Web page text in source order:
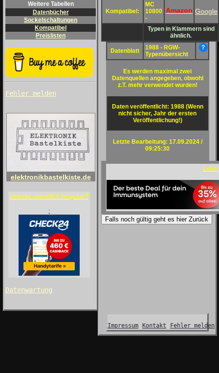
Weitere Tabellen
Datenbücher
Sockelschaltungen
Kompatibel
Preislisten
Fehler melden
elektronikbastelkiste.de
Internet unendlich langsam?
;
Datenwartung
Kompatibel:
MC
10800
-
Amazon Google
Typen in Klammern sind
ähnlich.
Datenblatt
1988 - RGW-
Typenübersicht
?
Es werden maximal zwei
Datenquellen angegeben, obwohl
z.T. mehr verwendet wurden!
Daten veröffentlicht: 1988 (Wenn
nicht sicher, Jahr der ersten
Veröffentlichung!)
Letzte Bearbeitung: 17.09.2024 /
09:25:30
Lebe
Falls noch gültig geht es hier Zurück
Impressum Kontakt Fehler melden